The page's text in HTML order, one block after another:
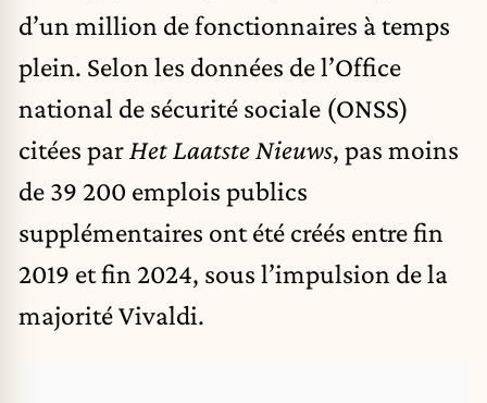
d’un million de fonctionnaires à temps
plein. Selon les données de l’Office
national de sécurité sociale (ONSS)
citées par Het Laatste Nieuws, pas moins
de 39 200 emplois publics
supplémentaires ont été créés entre fin
2019 et fin 2024, sous l’impulsion de la
majorité Vivaldi.